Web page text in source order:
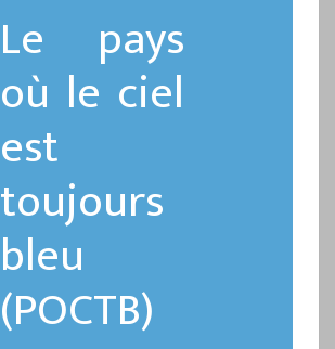
Le pays
où le ciel
est
toujours
bleu
(POCTB)